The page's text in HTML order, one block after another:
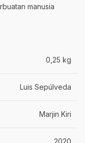
manusia
0,25 kg
Luis Sepúlveda
Marjin Kiri
2020